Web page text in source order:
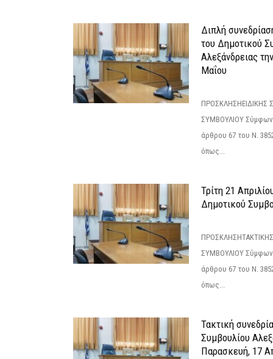
Διπλή
του Δημοτικού
Αλεξάνδρειας
Μαΐου
ΠΡΟΣΚΛΗΣΗΕΙΔΙΚΗΣ
ΣΥΜΒΟΥΛΙΟΥ
άρθρου 67 του Ν.
όπως...
Τρίτη 21
Δημοτικού
ΣΥΜΒΟΥΛΙΟΥ
άρθρου 67 του Ν.
όπως...
Τακτική
Συμβουλίου
Παρασκευή, 17